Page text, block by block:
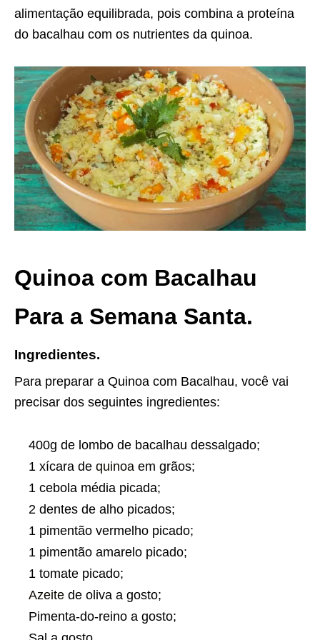
alimentação equilibrada, pois combina a proteína
do bacalhau com os nutrientes da quinoa.
Quinoa com Bacalhau
Para a Semana Santa.
Ingredientes.
Para preparar a Quinoa com Bacalhau, você vai
precisar dos seguintes ingredientes:
400g de lombo de bacalhau dessalgado;
1 xícara de quinoa em grãos;
1 cebola média picada;
2 dentes de alho picados;
1 pimentão vermelho picado;
1 pimentão amarelo picado;
1 tomate picado;
Azeite de oliva a gosto;
Pimenta-do-reino a gosto;